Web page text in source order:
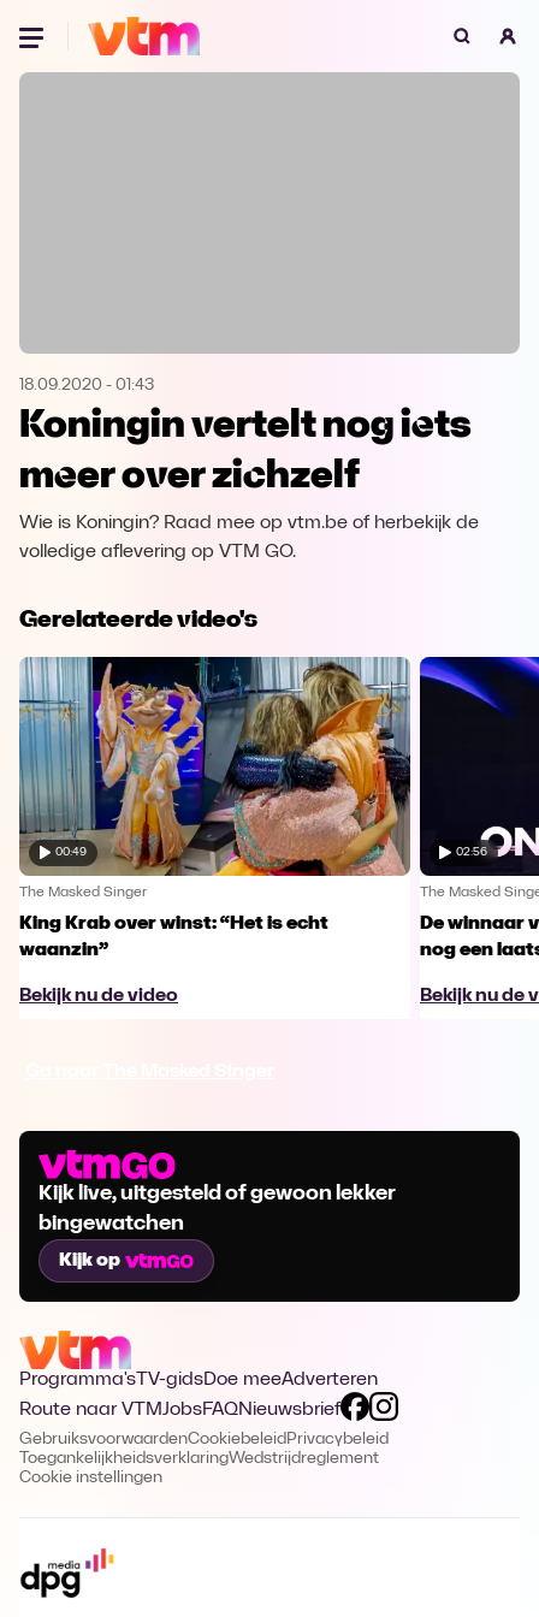
Oeps, browser niet ondersteund
Microsoft Edge Download
Opera
18.09.2020 - 01:43
Koningin vertelt nog iets
meer over zichzelf
Wie is Koningin? Raad mee op vtm.be of herbekijk de
volledige aflevering op VTM GO.
Gerelateerde video's
00:49
The Masked Singer
King Krab over winst: “Het is echt
waanzin”
Bekijk nu de video
02:56
The Masked
De winnaar
nog een
Bekijk nu de
Kijk live, uitgesteld of gewoon lekker
bingewatchen
Kijk op
Programma's TV-gidsDoe meeAdverteren
Route naar VTMJobsFAQNieuwsbrief
GebruiksvoorwaardenCookiebeleid Privacybeleid
ToegankelijkheidsverklaringWedstrijdreglement
Cookie instellingen